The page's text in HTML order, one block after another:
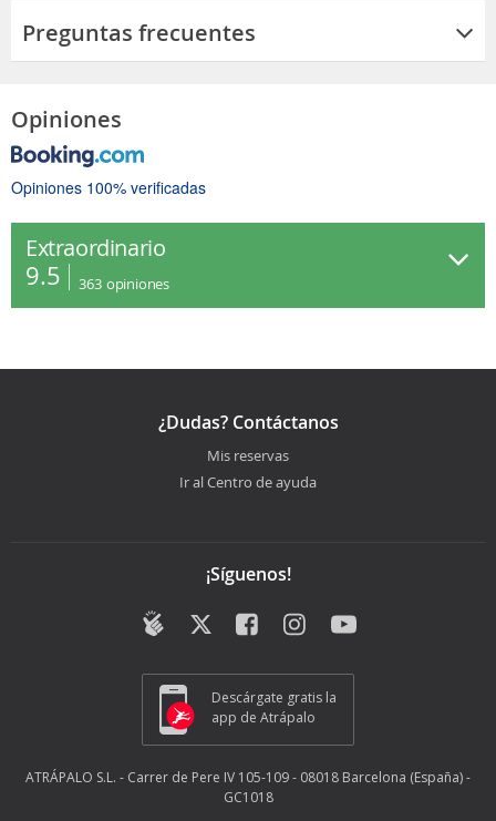
Preguntas frecuentes
Opiniones
Opiniones 100% verificadas
Extraordinario
9.5 363 opiniones
¿Dudas? Contáctanos
Mis reservas
Ir al Centro de ayuda
¡Síguenos!
Descárgate gratis la
app de Atrápalo
ATRÁPALO S.L. - Carrer de Pere IV 105-109 - 08018 Barcelona (España) -
GC1018